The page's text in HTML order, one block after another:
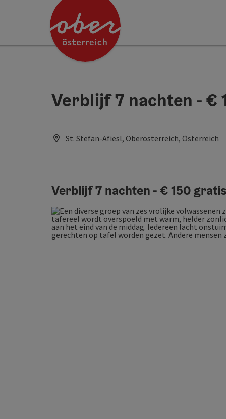
Accesskey
[0]
NavigatieAccesskey
[1]
PaginabeginAccesskey
[3]
Accesskey
Impressum
Hoe deze website te gebruiken?
Startpagina
Verblijf 7 nachten - €
St. Stefan-Afiesl, Oberösterreich, Österreich
Verblijf 7 nachten - € 150